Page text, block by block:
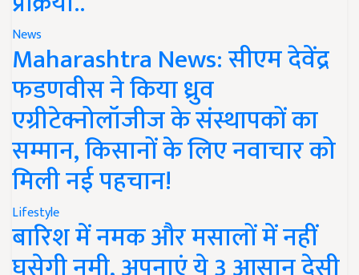
News
Maharashtra News: सीएम देवेंद्र
फडणवीस ने किया ध्रुव
एग्रीटेक्नोलॉजीज के संस्थापकों का
सम्मान, किसानों के लिए नवाचार को
मिली नई पहचान!
Lifestyle
बारिश में नमक और मसालों में नहीं